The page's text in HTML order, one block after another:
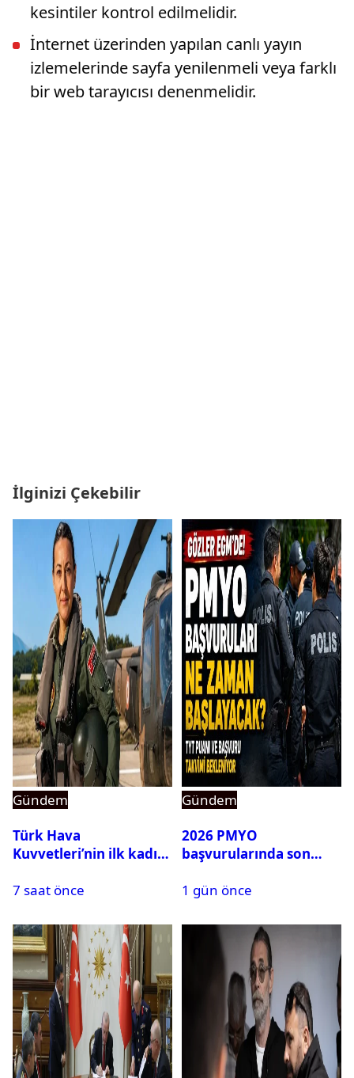
kesintiler kontrol edilmelidir.
İnternet üzerinden yapılan canlı yayın
izlemelerinde sayfa yenilenmeli veya farklı
bir web tarayıcısı denenmelidir.
İlginizi Çekebilir
Gündem
Türk Hava
Kuvvetleri’nin ilk kadın
Karapınar hakkında
ortaya çıktı
7 saat önce
Gündem
2026 PMYO
başvurularında son
1 gün önce